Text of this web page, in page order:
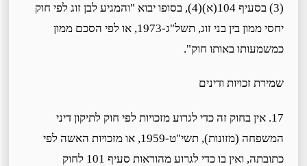
(3) בסעיף 104(א)(4), בסופו יבוא "והמגיע לבן זוג לפי חוק
יחסי ממון בין בני זוג, תשל"ג-1973, או לפי הסכם ממון
כמשמעותו באותו חוק".
שמירת זכויות ודינים
17. אין בחוק זה כדי לגרוע מזכויות לפי חוק לתיקון דיני
המשפחה (מזונות), תשי"ט-1959, או מזכויות האשה לפי
כתובתה, ואין בו כדי לגרוע מהוראות סעיף 101 לחוק